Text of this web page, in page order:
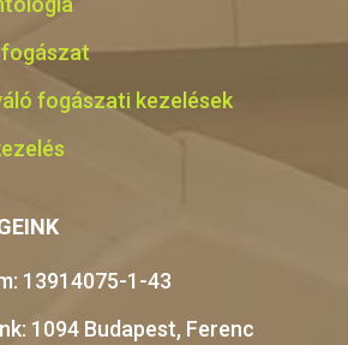
fogászat
fogászati kezelések
13914075-1-43
1094 Budapest, Ferenc